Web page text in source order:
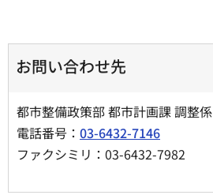
お問い合わせ先
都市整備政策部 都市計画課 調整係
電話番号： 03-6432-7146
ファクシミリ：03-6432-7982